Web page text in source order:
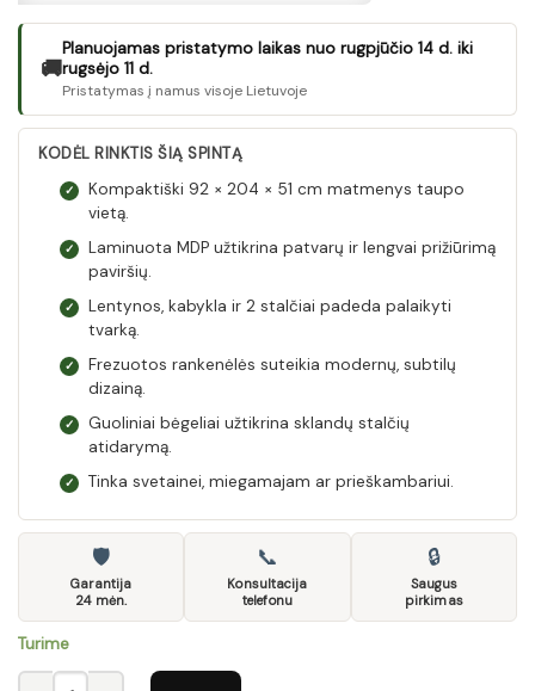
🚚
Planuojamas pristatymo laikas nuo rugpjūčio 14 d. iki
rugsėjo 11 d.
Pristatymas į namus visoje Lietuvoje
KODĖL RINKTIS ŠIĄ SPINTĄ
✓
Kompaktiški 92 × 204 × 51 cm matmenys taupo
vietą.
✓
Laminuota MDP užtikrina patvarų ir lengvai prižiūrimą
paviršių.
✓
Lentynos, kabykla ir 2 stalčiai padeda palaikyti
tvarką.
✓
Frezuotos rankenėlės suteikia modernų, subtilų
dizainą.
✓
Guoliniai bėgeliai užtikrina sklandų stalčių
atidarymą.
✓ Tinka svetainei, miegamajam ar prieškambariui.
🛡
Garantija
24 mėn.
📞
Konsultacija
telefonu
🔒
Saugus
pirkimas
Turime
produkto kiekis: Spinta C02